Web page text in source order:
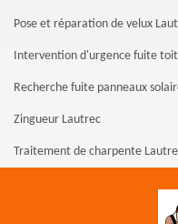
Pose et réparation de velux
Intervention d'urgence fuite
Recherche fuite panneaux
Zingueur Lautrec
Traitement de charpente